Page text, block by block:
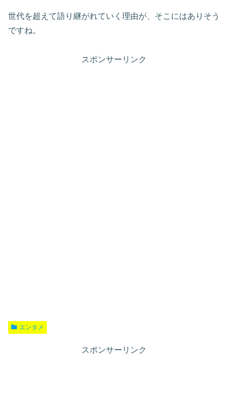
世代を超えて語り継がれていく理由が、そこにはありそう
ですね。
スポンサーリンク
エンタメ
スポンサーリンク